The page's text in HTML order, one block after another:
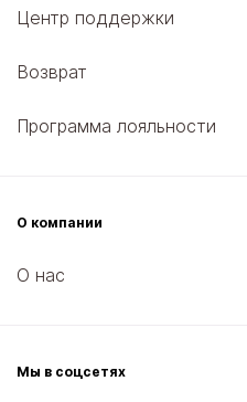
Центр поддержки
Возврат
Программа лояльности
О компании
О нас
Мы в соцсетях